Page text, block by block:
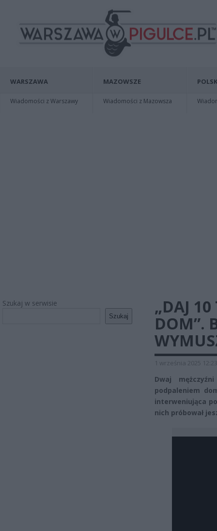
WARSZAWA
Wiadomości z Warszawy
MAZOWSZE
Wiadomości z Mazowsza
Szukaj w serwisie
Szukaj
„DAJ 10
DOM”.
1 września 2025 12:23
Dwaj
podpaleniem
interweniująca
nich próbował